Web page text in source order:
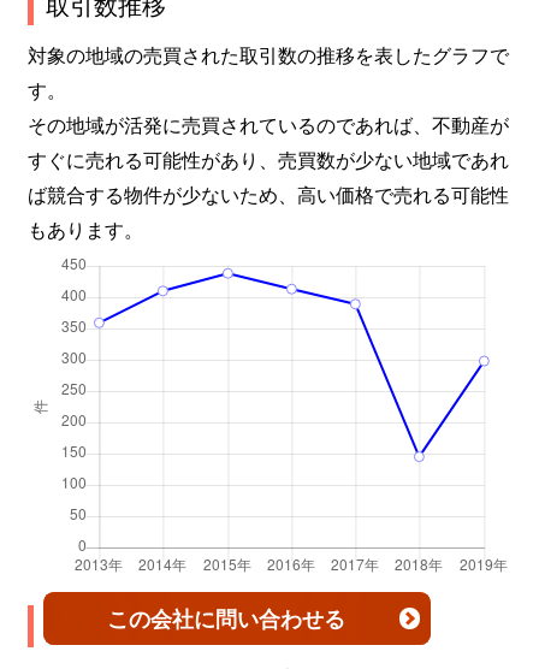
対象の地域の売買された取引数の推移を表したグラフで
す。
その地域が活発に売買されているのであれば、不動産が
すぐに売れる可能性があり、売買数が少ない地域であれ
ば競合する物件が少ないため、高い価格で売れる可能性
もあります。
築年数×売却価格
この会社に問い合わせる